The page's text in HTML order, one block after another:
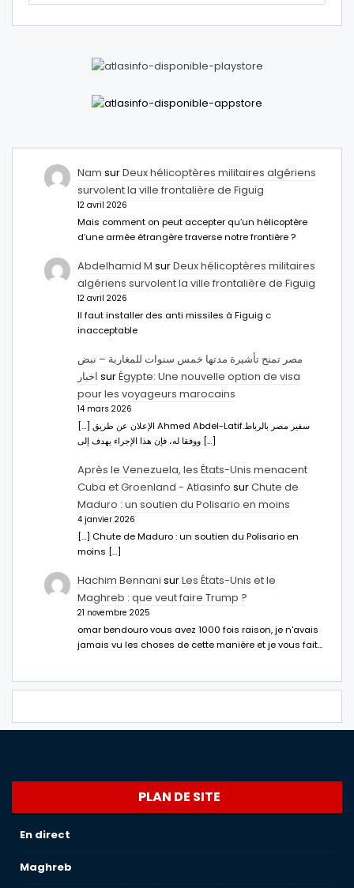
Nam surDeux hélicoptères militaires algériens
survolent la ville frontalière de Figuig
12 avril 2026
Mais comment on peut accepter qu’un hélicoptère
d’une armée étrangère traverse notre frontière ?
Abdelhamid M surDeux hélicoptères militaires
algériens survolent la ville frontalière de Figuig
12 avril 2026
Il faut installer des anti missiles à Figuig c
inacceptable
مصر تمنح تأشيرة مدتها خمس سنوات للمغاربة – نبض
اخبار surÉgypte: Une nouvelle option de visa
pour les voyageurs marocains
14 mars 2026
[…] الإعلان عن طريق Ahmed Abdel-Latifسفير مصر بالرباط.
ووفقا له، فإن هذا الإجراء يهدف إلى […]
Après le Venezuela, les États-Unis menacent
Cuba et Groenland - Atlasinfo surChute de
Maduro : un soutien du Polisario en moins
4 janvier 2026
[…] Chute de Maduro : un soutien du Polisario en
moins […]
Hachim Bennani surLes États-Unis et le
Maghreb : que veut faire Trump ?
21 novembre 2025
omar bendouro vous avez 1000 fois raison, je n'avais
jamais vu les choses de cette manière et je vous fait…
PLAN DE SITE
En direct
Maghreb